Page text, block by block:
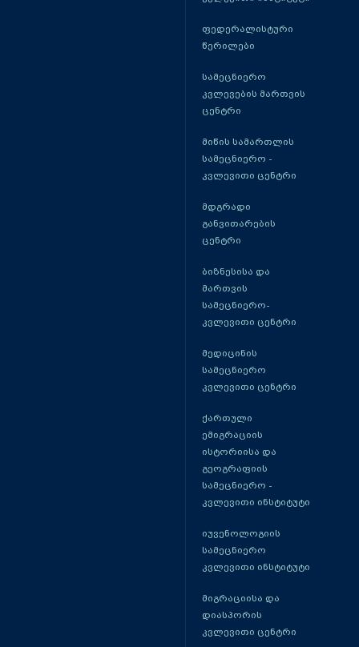
ფედერალისტური
წერილები
სამეცნიერო
კვლევების მართვის
ცენტრი
მიწის სამართლის
სამეცნიერო -
კვლევითი ცენტრი
მდგრადი
განვითარების
ცენტრი
ბიზნესისა და
მართვის
სამეცნიერო-
კვლევითი ცენტრი
მედიცინის
სამეცნიერო
კვლევითი ცენტრი
ქართული
ემიგრაციის
ისტორიისა და
გეოგრაფიის
სამეცნიერო -
კვლევითი ინსტიტუტი
იუვენოლოგიის
სამეცნიერო
კვლევითი ინსტიტუტი
მიგრაციისა და
დიასპორის
კვლევითი ცენტრი